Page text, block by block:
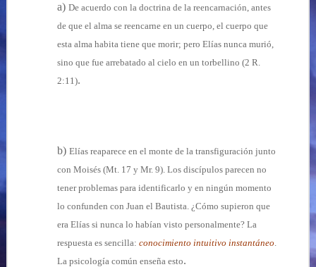
a) De acuerdo con la doctrina de la reencarnación, antes
de que el alma se reencarne en un cuerpo, el cuerpo que
esta alma habita tiene que morir; pero Elías nunca murió,
sino que fue arrebatado al cielo en un torbellino (2 R.
2:11).
b) Elías reaparece en el monte de la transfiguración junto
con Moisés (Mt. 17 y Mr. 9). Los discípulos parecen no
tener problemas para identificarlo y en ningún momento
lo confunden con Juan el Bautista. ¿Cómo supieron que
era Elías si nunca lo habían visto personalmente? La
respuesta es sencilla: conocimiento intuitivo instantáneo.
La psicología común enseña esto.